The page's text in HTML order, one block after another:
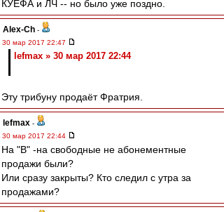
КУЕФА и ЛЧ -- но было уже поздно.
Alex-Ch -
30 мар 2017 22:47
lefmax » 30 мар 2017 22:44
Эту трибуну продаёт Фратрия.
lefmax -
30 мар 2017 22:44
На "В" -на свободные не абонементные
продажи были?
Или сразу закрыты? Кто следил с утра за
продажами?